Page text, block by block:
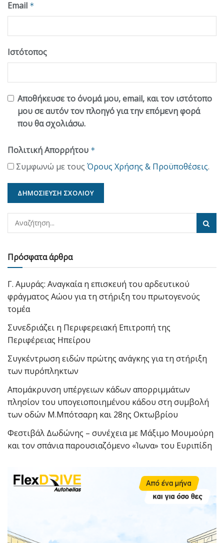
Email *
Ιστότοπος
Αποθήκευσε το όνομά μου, email, και τον ιστότοπο
μου σε αυτόν τον πλοηγό για την επόμενη φορά
που θα σχολιάσω.
Πολιτική Απορρήτου *
Συμφωνώ με τους Όρους Χρήσης & Προϋποθέσεις.
Πρόσφατα άρθρα
Γ. Αμυράς: Αναγκαία η επισκευή του αρδευτικού
φράγματος Αώου για τη στήριξη του πρωτογενούς
τομέα
Συνεδριάζει η Περιφερειακή Επιτροπή της
Περιφέρειας Ηπείρου
Συγκέντρωση ειδών πρώτης ανάγκης για τη στήριξη
των πυρόπληκτων
Απομάκρυνση υπέργειων κάδων απορριμμάτων
πλησίον του υπογειοποιημένου κάδου στη συμβολή
των οδών Μ.Μπότσαρη και 28ης Οκτωβρίου
Φεστιβάλ Δωδώνης – συνέχεια με Μάξιμο Μουμούρη
και τον σπάνια παρουσιαζόμενο «Ίωνα» του Ευριπίδη